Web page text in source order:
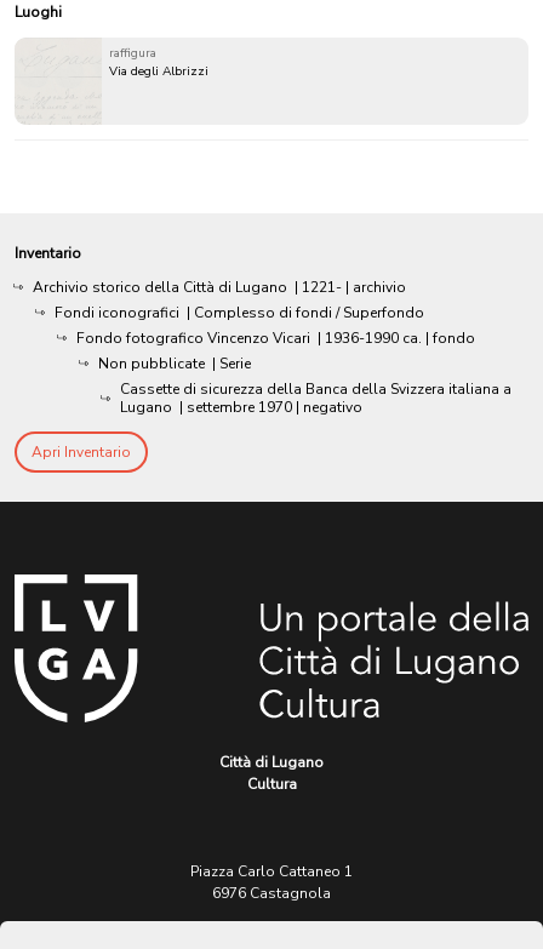
Luoghi
raffigura
Via degli Albrizzi
Inventario
Archivio storico della Città di Lugano | 1221- | archivio
Fondi iconografici | Complesso di fondi / Superfondo
Fondo fotografico Vincenzo Vicari | 1936-1990 ca. | fondo
Non pubblicate | Serie
Cassette di sicurezza della Banca della Svizzera italiana a
Lugano | settembre 1970 | negativo
Apri Inventario
Città di Lugano
Cultura
Piazza Carlo Cattaneo 1
6976 Castagnola